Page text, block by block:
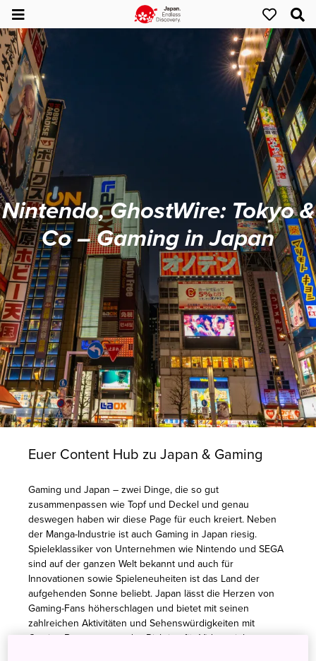
Nintendo, GhostWire: Tokyo &
Co – Gaming in Japan
Euer Content Hub zu Japan & Gaming
Gaming und Japan – zwei Dinge, die so gut
zusammenpassen wie Topf und Deckel und genau
deswegen haben wir diese Page für euch kreiert. Neben
der Manga-Industrie ist auch Gaming in Japan riesig.
Spieleklassiker von Unternehmen wie Nintendo und SEGA
sind auf der ganzen Welt bekannt und auch für
Innovationen sowie Spieleneuheiten ist das Land der
aufgehenden Sonne beliebt. Japan lässt die Herzen von
Gaming-Fans höherschlagen und bietet mit seinen
zahlreichen Aktivitäten und Sehenswürdigkeiten mit
Gaming-Bezug, genau das Richtige für Videospiel-